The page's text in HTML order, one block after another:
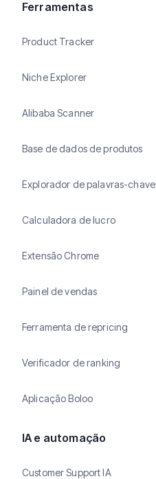
Ferramentas
Product Tracker
Niche Explorer
Alibaba Scanner
Base de dados de produtos
Explorador de palavras-chave
Calculadora de lucro
Extensão Chrome
Painel de vendas
Ferramenta de repricing
Verificador de ranking
Aplicação Boloo
IA e automação
Customer Support IA